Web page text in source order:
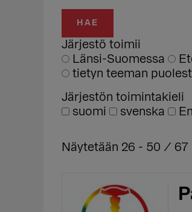
Järjestö toimii
Länsi-Suomessa
tietyn teeman
Järjestön toimintakieli
suomi
svenska
Näytetään 26 - 50 / 67